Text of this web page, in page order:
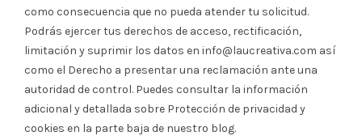
como consecuencia que no pueda atender tu solicitud.
Podrás ejercer tus derechos de acceso, rectificación,
limitación y suprimir los datos en info@laucreativa.com así
como el Derecho a presentar una reclamación ante una
autoridad de control. Puedes consultar la información
adicional y detallada sobre Protección de privacidad y
cookies en la parte baja de nuestro blog.